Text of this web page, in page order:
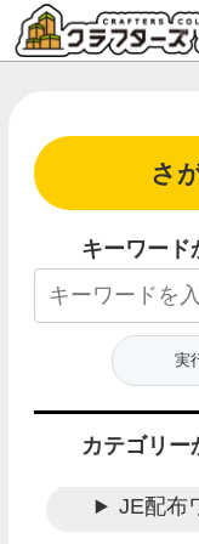
さ
キーワード
カテゴリー
JE配布